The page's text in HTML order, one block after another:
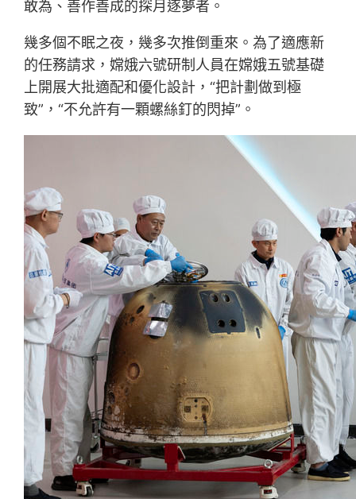
敢為、善作善成的探月逐夢者。
幾多個不眠之夜，幾多次推倒重來。為了適應新
的任務請求，嫦娥六號研制人員在嫦娥五號基礎
上開展大批適配和優化設計，“把計劃做到極
致”，“不允許有一顆螺絲釘的閃掉”。